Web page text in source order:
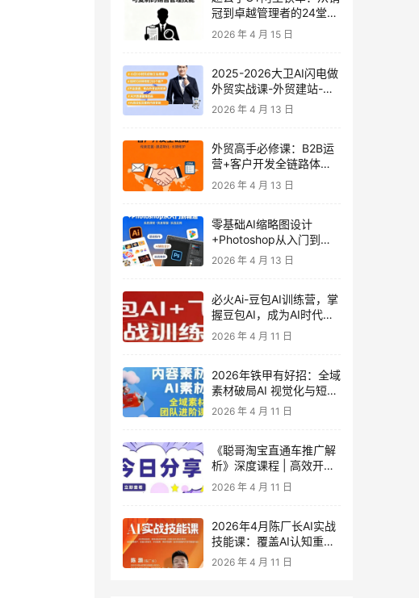
冠到卓越管理者的24堂实
战课
2026 年 4 月 15 日
2025-2026大卫AI闪电做
外贸实战课-外贸建站-开
发客户-内容营销-从0到3
2026 年 4 月 13 日
外贸高手必修课：B2B运
营+客户开发全链路体系
课 | 从0到1成为外贸精英
2026 年 4 月 13 日
零基础AI缩略图设计
+Photoshop从入门到精
通 全套教程（含形象照拍
2026 年 4 月 13 日
必火Ai-豆包AI训练营，掌
握豆包AI，成为AI时代的
全能型人才
2026 年 4 月 11 日
2026年铁甲有好招：全域
素材破局AI 视觉化与短剧
营销实战指南——高效增
策略
2026 年 4 月 11 日
《聪哥淘宝直通车推广解
析》深度课程 | 高效开
车、极速投产系统实操课
2026 年 4 月 11 日
2026年4月陈厂长AI实战
技能课：覆盖AI认知重
构、智能体与大模型解
2026 年 4 月 11 日